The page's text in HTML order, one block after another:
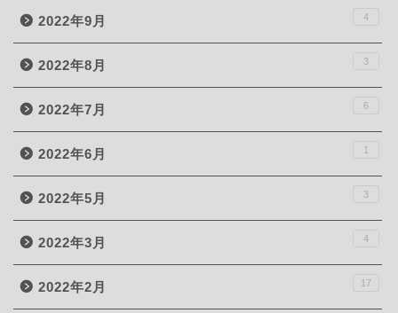
2022年9月 4
2022年8月 3
2022年7月 6
2022年6月 1
2022年5月 3
2022年3月 4
2022年2月 17